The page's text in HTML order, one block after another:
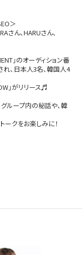
＞
さん、HARUさん、
」のオーディション番
、日本人3名、韓国人4
」がリリース♬
グループ内の秘話や、韓
ークをお楽しみに！